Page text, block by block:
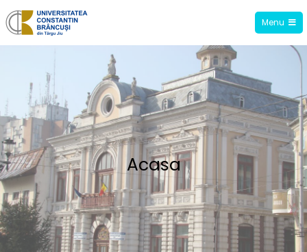
Facultatea de Științe ale Educației,
Drept și Administrație Publică
Menu
Acasa